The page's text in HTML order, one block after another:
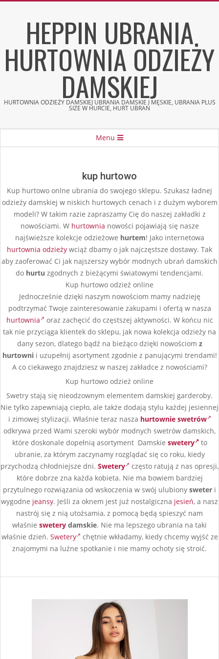
HEPPIN UBRANIA
HURTOWNIA ODZIEŻY
DAMSKIEJ
HURTOWNIA ODZIEŻY DAMSKIEJ UBRANIA DAMSKIE I MĘSKIE, UBRANIA PLUS
SIZE W HURCIE, HURT UBRAŃ
Menu
kup hurtowo
Kup hurtowo onlne ubrania do swojego sklepu. Szukasz ładnej
odzieży damskiej w niskich hurtowych cenach i z dużym wyborem
modeli? W takim razie zapraszamy Cię do naszej zakładki z
nowościami. W hurtownia nowości pojawiają się nasze
najświeższe kolekcje odzieżowe hurtem! Jako internetowa
hurtownia odzieży wciąż dbamy o jak najczęstsze dostawy. Tak
aby zaoferować Ci jak najszerszy wybór modnych ubrań damskich
do hurtu zgodnych z bieżącymi światowymi tendencjami.
Kup hurtowo odzież online
Jednocześnie dzięki naszym nowościom mamy nadzieję
podtrzymać Twoje zainteresowanie zakupami i ofertą w nasza
hurtownia
oraz zachęcić do częstszej aktywności. W końcu nic
tak nie przyciąga klientek do sklepu, jak nowa kolekcja odzieży na
dany sezon, dlatego bądź na bieżąco dzięki nowościom z
hurtownii uzupełnij asortyment zgodnie z panującymi trendami!
A co ciekawego znajdziesz w naszej zakładce z nowościami?
Kup hurtowo odzież online
Swetry stają się nieodzownym elementem damskiej garderoby.
Nie tylko zapewniają ciepło, ale także dodają stylu każdej jesiennej
i zimowej stylizacji. Właśnie teraz nasza hurtownie swetrów
odkrywa przed Wami szeroki wybór modnych swetrów damskich,
które doskonale dopełnią asortyment Damskie swetery
to
ubranie, za którym zaczynamy rozglądać się co roku, kiedy
przychodzą chłodniejsze dni. Swetery
często ratują z nas opresji,
które dobrze zna każda kobieta. Nie ma bowiem bardziej
przytulnego rozwiązania od wskoczenia w swój ulubiony sweter i
wygodne jeansy. Jeśli za oknem jest już nostalgiczna jesień, a nasz
nastrój się z nią utożsamia, z pomocą będą spieszyć nam
właśnie swetery damskie. Nie ma lepszego ubrania na taki
właśnie dzień. Swetery
chętnie wkładamy, kiedy chcemy wyjść ze
znajomymi na luźne spotkanie i nie mamy ochoty się stroić.